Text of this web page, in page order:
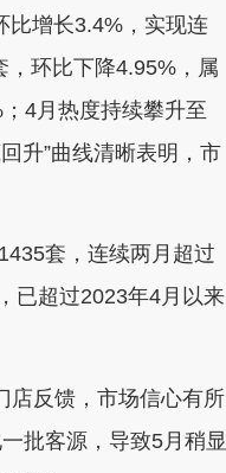
比增长3.4%，实现连
环比下降4.95%，属
4月热度持续攀升至
升”曲线清晰表明，市
套，连续两月超过
已超过2023年4月以来
反馈，市场信心有所
批客源，导致5月稍显